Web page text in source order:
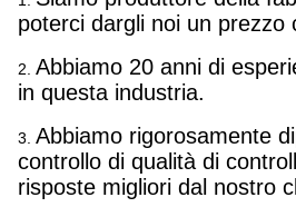
poterci dargli noi un prezzo
2. Abbiamo 20 anni di
in questa industria.
3. Abbiamo rigorosamente
controllo di qualità di
risposte migliori dal nostro